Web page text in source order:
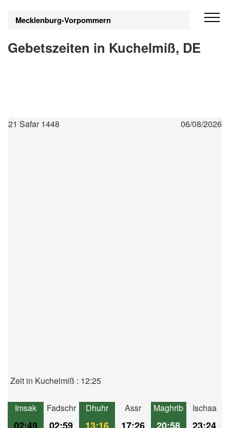
Mecklenburg-Vorpommern
Gebetszeiten in Kuchelmiß, DE
21 Safar 1448 06/08/2026
Zeit in Kuchelmiß : 12:25
Imsak Fadschr Dhuhr Assr Maghrib Ischaa